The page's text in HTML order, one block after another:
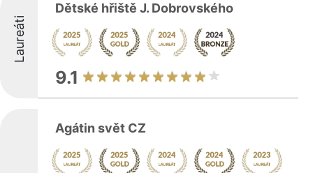
Laureáti
Dětské hřiště J. Dobrovského
9.1
Agátin svět CZ